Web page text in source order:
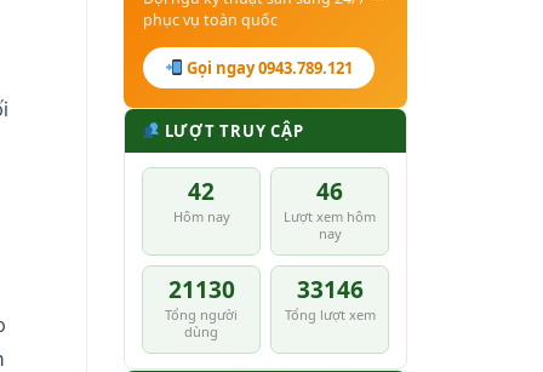
phục vụ toàn quốc
Gọi ngay 0943.789.121
LƯỢT TRUY CẬP
42
Hôm nay
46
Lượt xem hôm
nay
21130
Tổng người
dùng
33146
Tổng lượt xem